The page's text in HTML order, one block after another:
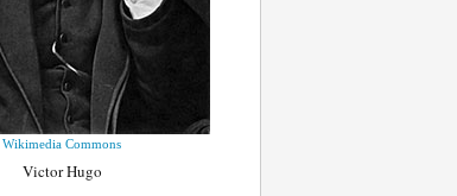
Wikimedia Commons
Victor Hugo